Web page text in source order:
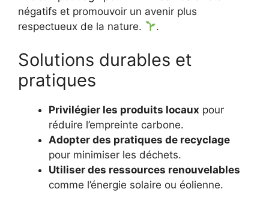
négatifs et promouvoir un avenir plus
respectueux de la nature.
.
Solutions durables et
pratiques
Privilégier les produits locaux pour
réduire l’empreinte carbone.
Adopter des pratiques de recyclage
pour minimiser les déchets.
Utiliser des ressources renouvelables
comme l’énergie solaire ou éolienne.